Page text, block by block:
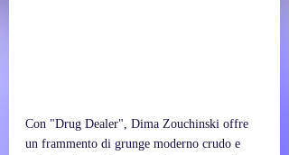
Con "Drug Dealer", Dima Zouchinski offre
un frammento di grunge moderno crudo e